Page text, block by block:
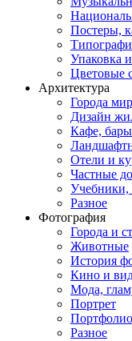
Постеры,
Упаковка
Цветовые
Архитектура
Города
Дизайн
Кафе,
Отели и
Частные
Учебники,
Разное
Фотография
Города и
Животные
История
Кино и
Мода,
Портрет
Разное